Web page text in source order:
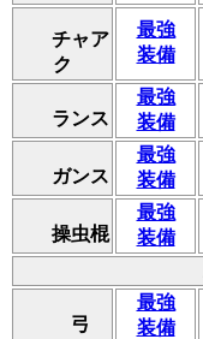
チャア
ク
最強
装備
ランス
最強
装備
ガンス
最強
装備
操虫棍
最強
装備
弓
最強
装備